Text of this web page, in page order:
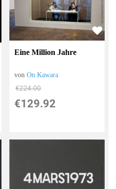
Eine Million Jahre
vonOn Kawara
€224.00
€129.92